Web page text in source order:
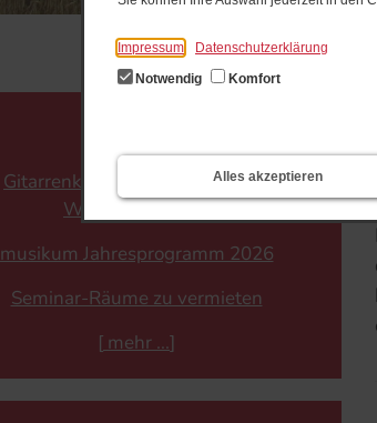
Impressum
Datenschutzerklärung
Notwendig
Komfort
Alles akzeptieren
Gitarrenkurse für Anfänger und
Wiedereinsteiger
musikum Jahresprogramm 2026
Seminar-Räume zu vermieten
[ mehr ]